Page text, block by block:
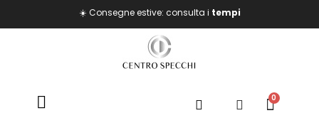
☀️ Consegne estive: consulta i tempi